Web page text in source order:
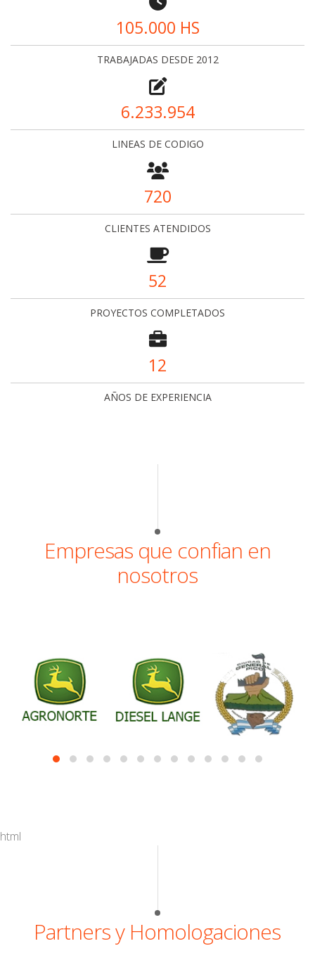
105.000 HS
TRABAJADAS DESDE 2012
6.233.954
LINEAS DE CODIGO
720
CLIENTES ATENDIDOS
52
PROYECTOS COMPLETADOS
12
AÑOS DE EXPERIENCIA
Empresas que confian en
nosotros
html
Partners y Homologaciones